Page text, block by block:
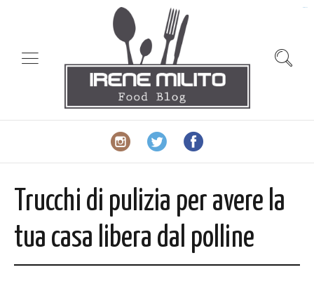
Trucchi di pulizia per avere la
tua casa libera dal polline